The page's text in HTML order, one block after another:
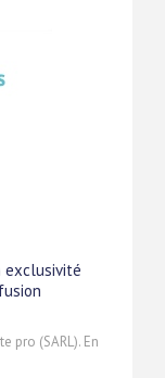
exclusivité
pro (SARL). En